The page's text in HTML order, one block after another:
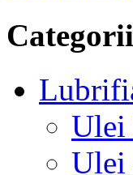
Categorii
Ulei
Ulei